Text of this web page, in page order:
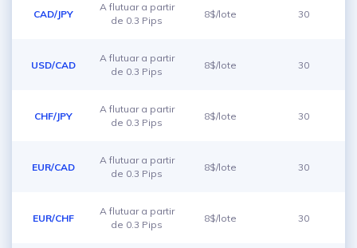
CAD/JPY
A flutuar a partir
de 0.3 Pips
8$/lote 30
USD/CAD
A flutuar a partir
de 0.3 Pips
8$/lote 30
CHF/JPY
A flutuar a partir
de 0.3 Pips
8$/lote 30
EUR/CAD
A flutuar a partir
de 0.3 Pips
8$/lote 30
EUR/CHF
A flutuar a partir
de 0.3 Pips
8$/lote 30